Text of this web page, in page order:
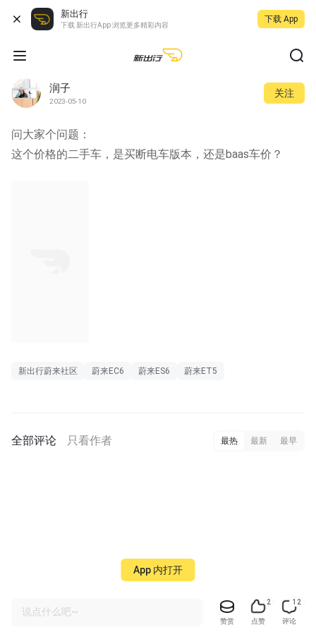
新出行
下载 新出行App 浏览更多精彩内容
下载 App
润子
2023-05-10
关注
问大家个问题：
这个价格的二手车，是买断电车版本，还是baas车价？
新出行蔚来社区 蔚来EC6 蔚来ES6 蔚来ET5
全部评论 只看作者 最热 最新 最早
说点什么吧~
赞赏
2
点赞
12
评论
App 内打开